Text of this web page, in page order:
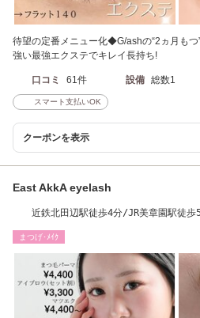
待望の定番メニュー化◆G/ashの“2ヵ月も
強い最強エクステでキレイ長持ち!
口コミ 61件 設備 総数1
スマート支払いOK
クーポンを表示
East AkkA eyelash
近鉄北田辺駅徒歩4分/JR美章園駅徒
まつげ･ﾒｲｸ